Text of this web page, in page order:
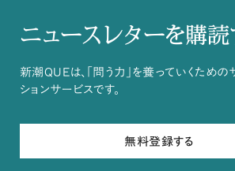
ニュースレターを購読
新潮QUEは、「問う力」を養っていくための
ションサービスです。
無料登録する